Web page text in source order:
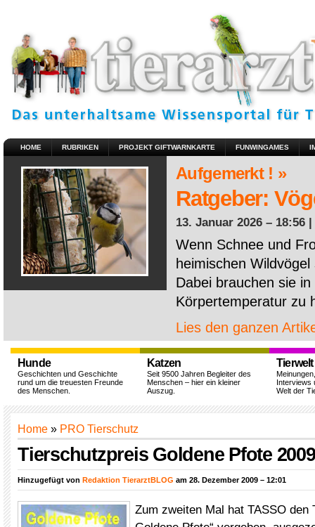
HOME RUBRIKEN PROJEKT GIFTWARNKARTE FUNWINGAMES
Aufgemerkt ! »
Ratgeber:
13. Januar 2026 – 18:56 |
Wenn Schnee und
heimischen
Dabei brauchen sie
Körpertemperatur zu
Lies den ganzen
Hunde
Geschichten und Geschichte
rund um die treuesten Freunde
des Menschen.
Katzen
Seit 9500 Jahren Begleiter des
Menschen – hier ein kleiner
Auszug.
Tierwelt
Interviews
Welt der
Home » PRO Tierschutz
Tierschutzpreis Goldene Pfote 2009
Hinzugefügt von Redaktion TierarztBLOG am 28. Dezember 2009 – 12:01
Zum zweiten Mal hat TASSO den